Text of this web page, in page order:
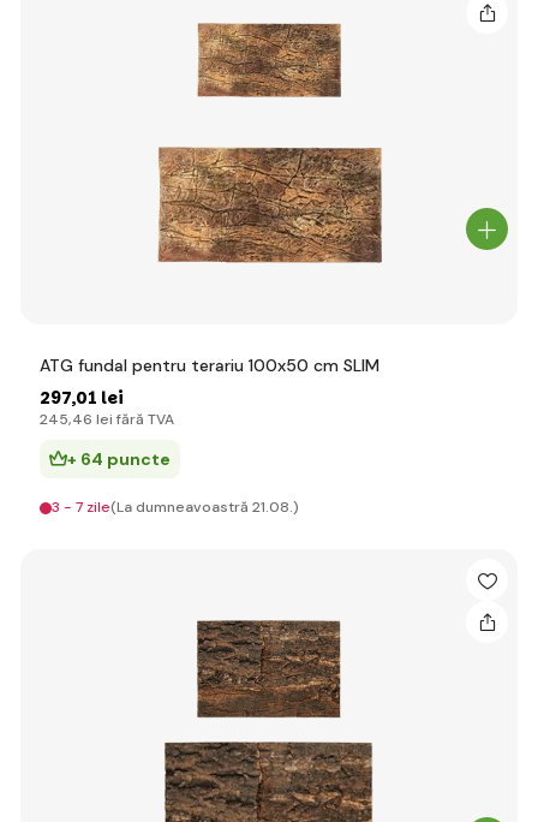
ATG fundal pentru terariu 100x50 cm SLIM
297,01 lei
245,46 lei fără TVA
+ 64 puncte
3 - 7 zile(La dumneavoastră 21.08.)